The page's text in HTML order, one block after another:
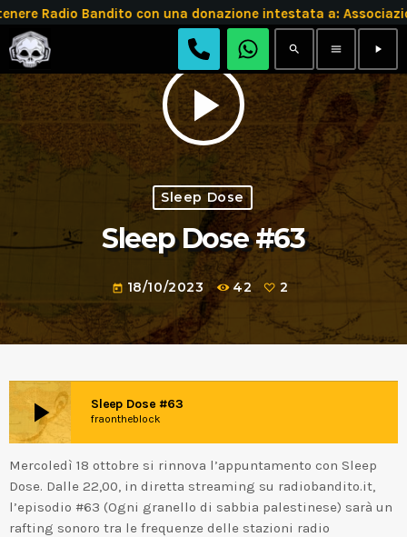
Radio Bandito con una donazione intestata a:
search menu play_arrow
play_arrow
Sleep Dose
Sleep Dose #63
today 18/10/2023 42 2
play_arrow Sleep Dose #63
fraontheblock
Mercoledì 18 ottobre si rinnova l’appuntamento con Sleep
Dose. Dalle 22,00, in diretta streaming su radiobandito.it,
l’episodio #63 (Ogni granello di sabbia palestinese) sarà un
rafting sonoro tra le frequenze delle stazioni radio